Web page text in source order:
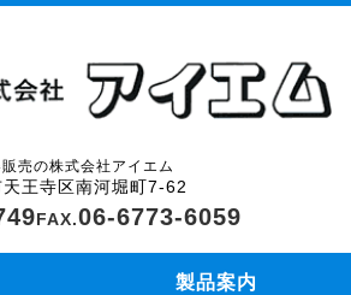
売の株式会社アイエム
王寺区南河堀町7-62
06-6773-6059
製品案内